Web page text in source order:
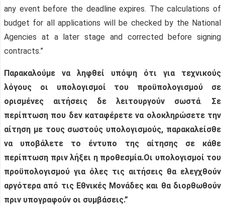
any event before the deadline expires. The calculations of
budget for all applications will be checked by the National
Agencies at a later stage and corrected before signing
contracts.”
Παρακαλούμε να ληφθεί υπόψη ότι για τεχνικούς
λόγους οι υπολογισμοί του προϋπολογισμού σε
ορισμένες αιτήσεις δε λειτουργούν σωστά. Σε
περίπτωση που δεν καταφέρετε να ολοκληρώσετε την
αίτηση με τους σωστούς υπολογισμούς, παρακαλείσθε
να υποβάλετε το έντυπο της αίτησης σε κάθε
περίπτωση πριν λήξει η προθεσμία.Οι υπολογισμοί του
προϋπολογισμού για όλες τις αιτήσεις θα ελεγχθούν
αργότερα από τις Εθνικές Μονάδες και θα διορθωθούν
πριν υπογραφούν οι συμβάσεις.”